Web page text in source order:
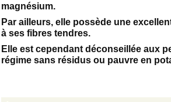
magnésium.
Par ailleurs, elle possède une
à ses fibres tendres.
Elle est cependant déconseillée aux
régime sans résidus ou pauvre en